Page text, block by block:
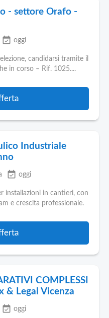
- settore Orafo -
event_available oggi
candidarsi tramite il
in corso – Rif. 1025....
Industriale
event_available oggi
installazioni in cantieri, con
e crescita professionale.
COMPLESSI
& Legal Vicenza
event_available oggi